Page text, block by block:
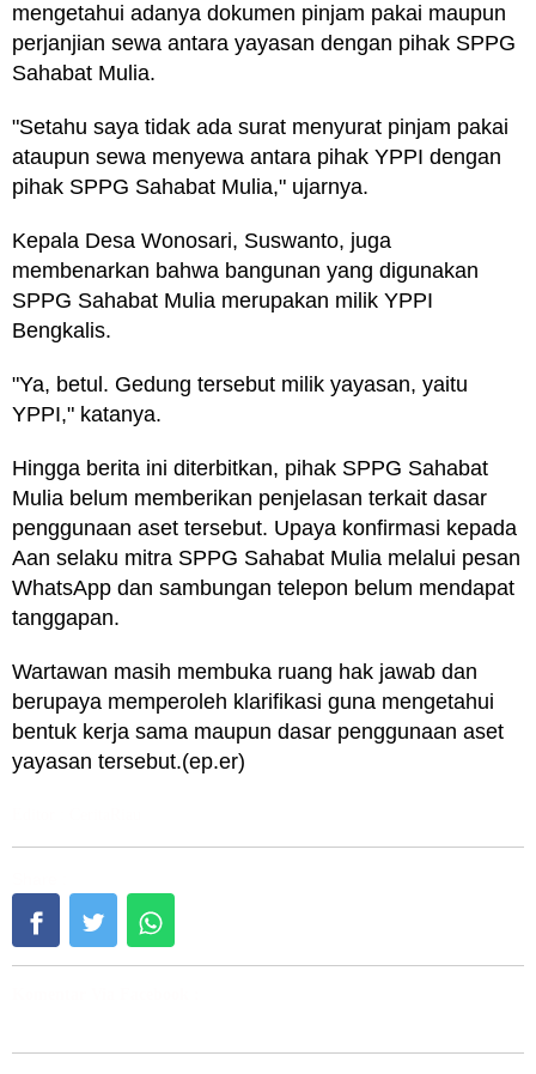
mengetahui adanya dokumen pinjam pakai maupun
perjanjian sewa antara yayasan dengan pihak SPPG
Sahabat Mulia.
"Setahu saya tidak ada surat menyurat pinjam pakai
ataupun sewa menyewa antara pihak YPPI dengan
pihak SPPG Sahabat Mulia," ujarnya.
Kepala Desa Wonosari, Suswanto, juga
membenarkan bahwa bangunan yang digunakan
SPPG Sahabat Mulia merupakan milik YPPI
Bengkalis.
"Ya, betul. Gedung tersebut milik yayasan, yaitu
YPPI," katanya.
Hingga berita ini diterbitkan, pihak SPPG Sahabat
Mulia belum memberikan penjelasan terkait dasar
penggunaan aset tersebut. Upaya konfirmasi kepada
Aan selaku mitra SPPG Sahabat Mulia melalui pesan
WhatsApp dan sambungan telepon belum mendapat
tanggapan.
Wartawan masih membuka ruang hak jawab dan
berupaya memperoleh klarifikasi guna mengetahui
bentuk kerja sama maupun dasar penggunaan aset
yayasan tersebut.(ep.er)